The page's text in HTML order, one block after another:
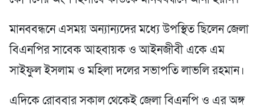
মানববন্ধনে এসময় অন্যান্যদের মধ্যে উপস্থিত ছিলেন জেলা
বিএনপির সাবেক আহবায়ক ও আইনজীবী একে এম
সাইফুল ইসলাম ও মহিলা দলের সভাপতি লাভলি রহমান।
এদিকে রোববার সকাল থেকেই জেলা বিএনপি ও এর অঙ্গ